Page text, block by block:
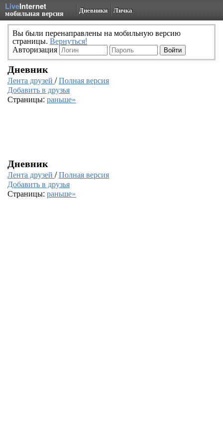
LiveInternet
мобильная версия Дневники Личка
Вы были перенаправлены на мобильную версию
страницы. Вернуться!
Авторизация
Дневник
Лента друзей /Полная версия
Добавить в друзья
Страницы: раньше»
Дневник
Лента друзей /Полная версия
Добавить в друзья
Страницы: раньше»